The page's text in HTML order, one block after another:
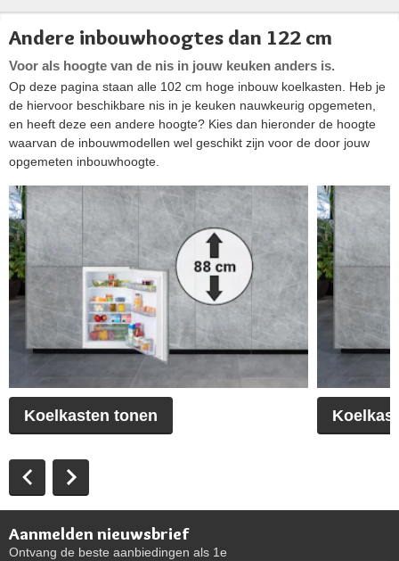
Andere inbouwhoogtes dan 122 cm
Voor als hoogte van de nis in jouw keuken anders is.
Op deze pagina staan alle 102 cm hoge inbouw koelkasten. Heb je
de hiervoor beschikbare nis in je keuken nauwkeurig opgemeten,
en heeft deze een andere hoogte? Kies dan hieronder de hoogte
waarvan de inbouwmodellen wel geschikt zijn voor de door jouw
opgemeten inbouwhoogte.
Koelkasten tonen
Aanmelden nieuwsbrief
Ontvang de beste aanbiedingen als 1e